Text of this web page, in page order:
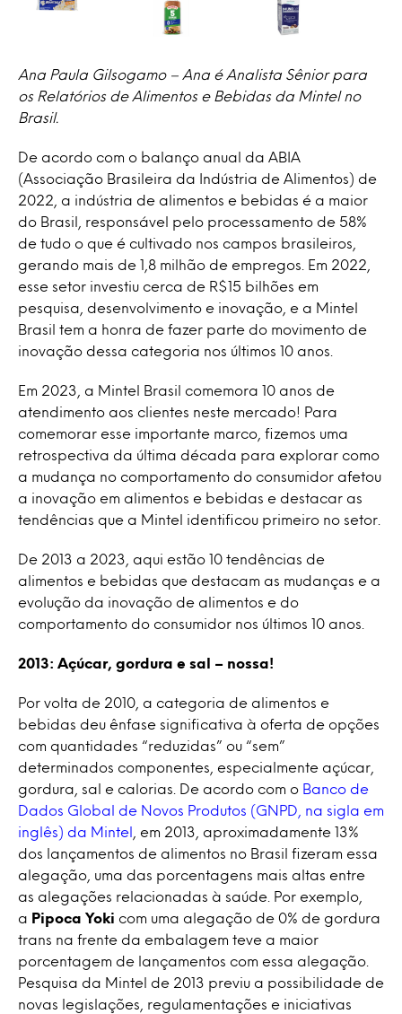
Ana Paula Gilsogamo – Ana é Analista Sênior para
os Relatórios de Alimentos e Bebidas da Mintel no
Brasil.
De acordo com o balanço anual da ABIA
(Associação Brasileira da Indústria de Alimentos) de
2022, a indústria de alimentos e bebidas é a maior
do Brasil, responsável pelo processamento de 58%
de tudo o que é cultivado nos campos brasileiros,
gerando mais de 1,8 milhão de empregos. Em 2022,
esse setor investiu cerca de R$15 bilhões em
pesquisa, desenvolvimento e inovação, e a Mintel
Brasil tem a honra de fazer parte do movimento de
inovação dessa categoria nos últimos 10 anos.
Em 2023, a Mintel Brasil comemora 10 anos de
atendimento aos clientes neste mercado! Para
comemorar esse importante marco, fizemos uma
retrospectiva da última década para explorar como
a mudança no comportamento do consumidor afetou
a inovação em alimentos e bebidas e destacar as
tendências que a Mintel identificou primeiro no setor.
De 2013 a 2023, aqui estão 10 tendências de
alimentos e bebidas que destacam as mudanças e a
evolução da inovação de alimentos e do
comportamento do consumidor nos últimos 10 anos.
2013: Açúcar, gordura e sal – nossa!
Por volta de 2010, a categoria de alimentos e
bebidas deu ênfase significativa à oferta de opções
com quantidades “reduzidas” ou “sem”
determinados componentes, especialmente açúcar,
gordura, sal e calorias. De acordo com o Banco de
Dados Global de Novos Produtos (GNPD, na sigla em
inglês) da Mintel
, em 2013, aproximadamente 13%
dos lançamentos de alimentos no Brasil fizeram essa
alegação, uma das porcentagens mais altas entre
as alegações relacionadas à saúde. Por exemplo,
a
Pipoca Yoki com uma alegação de 0% de gordura
trans na frente da embalagem teve a maior
porcentagem de lançamentos com essa alegação.
Pesquisa da Mintel de 2013 previu a possibilidade de
novas legislações, regulamentações e iniciativas